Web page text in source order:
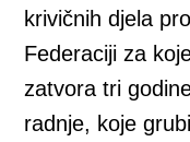
krivičnih djela
Federaciji za
zatvora tri
radnje, koje